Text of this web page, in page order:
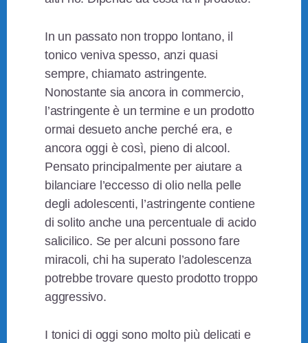
In un passato non troppo lontano, il
tonico veniva spesso, anzi quasi
sempre, chiamato astringente.
Nonostante sia ancora in commercio,
l’astringente è un termine e un prodotto
ormai desueto anche perché era, e
ancora oggi è così, pieno di alcool.
Pensato principalmente per aiutare a
bilanciare l’eccesso di olio nella pelle
degli adolescenti, l’astringente contiene
di solito anche una percentuale di acido
salicilico. Se per alcuni possono fare
miracoli, chi ha superato l’adolescenza
potrebbe trovare questo prodotto troppo
aggressivo.
I tonici di oggi sono molto più delicati e